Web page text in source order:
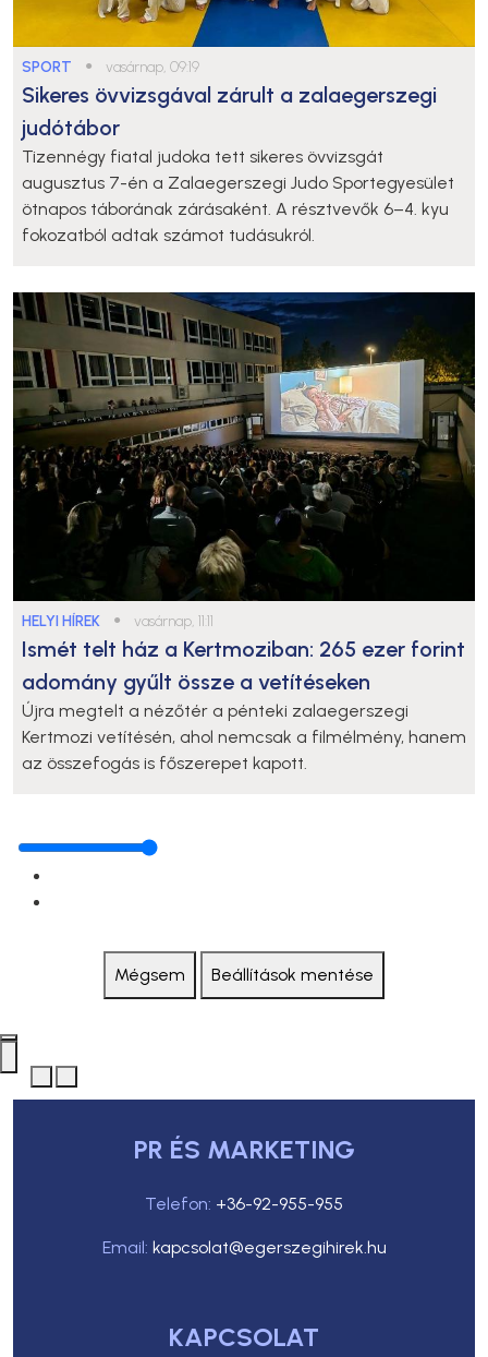
SPORT ● vasárnap, 09:19
Sikeres övvizsgával zárult a zalaegerszegi
judótábor
Tizennégy fiatal judoka tett sikeres övvizsgát
augusztus 7-én a Zalaegerszegi Judo Sportegyesület
ötnapos táborának zárásaként. A résztvevők 6–4. kyu
fokozatból adtak számot tudásukról.
HELYI HÍREK ● vasárnap, 11:11
Ismét telt ház a Kertmoziban: 265 ezer forint
adomány gyűlt össze a vetítéseken
Újra megtelt a nézőtér a pénteki zalaegerszegi
Kertmozi vetítésén, ahol nemcsak a filmélmény, hanem
az összefogás is főszerepet kapott.
Mégsem Beállítások mentése
PR ÉS MARKETING
Telefon: +36-92-955-955
Email: kapcsolat@egerszegihirek.hu
KAPCSOLAT